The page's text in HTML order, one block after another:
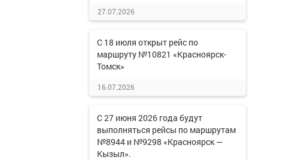
27.07.2026
С 18 июля открыт рейс по
маршруту №10821 «Красноярск-
Томск»
16.07.2026
С 27 июня 2026 года будут
выполняться рейсы по маршрутам
№8944 и №9298 «Красноярск —
Кызыл».